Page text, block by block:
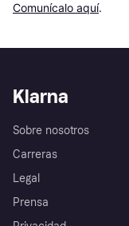
Comunícalo aquí.
Klarna
Sobre nosotros
Carreras
Legal
Prensa